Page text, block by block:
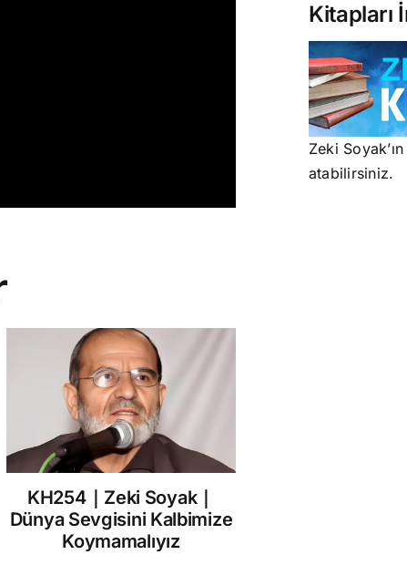
KH254｜Zeki Soyak｜
Dünya Sevgisini Kalbimize
Koymamalıyız
Kitapları
Zeki
atabilirsiniz.